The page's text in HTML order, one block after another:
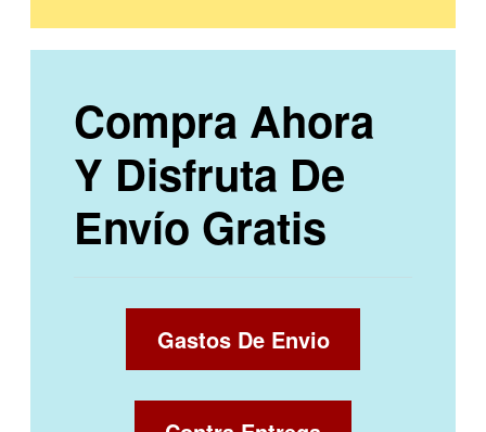
Compra Ahora
Y Disfruta De
Envío Gratis
Gastos De Envio